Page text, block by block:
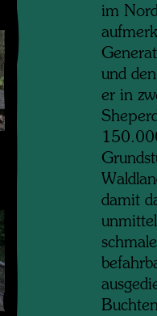
im
und
er in
damit